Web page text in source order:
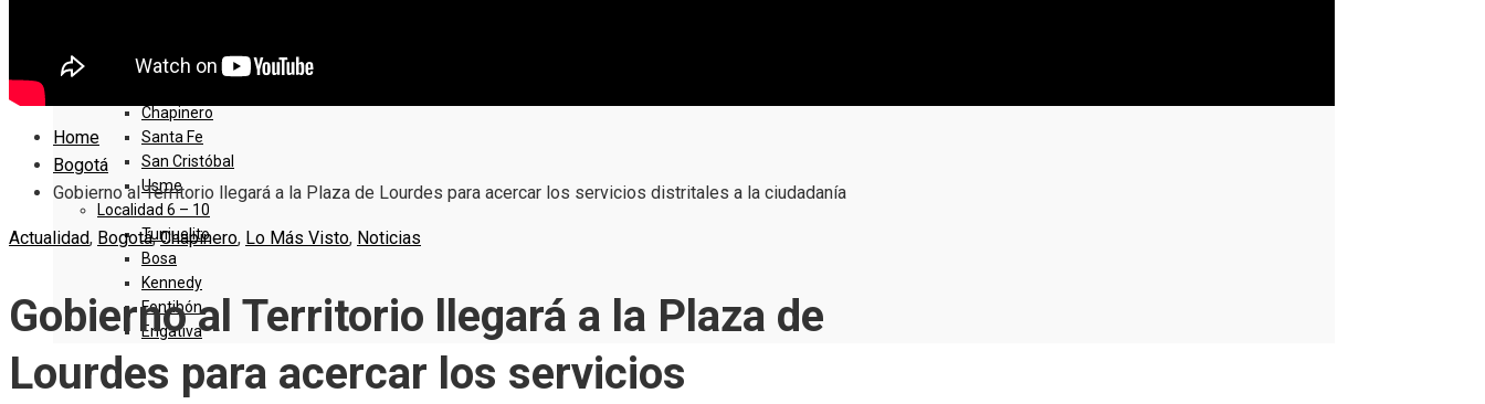
Localidad 1 – 5
Chapinero
Santa Fe
San Cristóbal
Usme
Localidad 6 – 10
Tunjuelito
Bosa
Kennedy
Fontibón
Engativa
QUIENES SOMOS
Home
Bogotá
Gobierno al Territorio llegará a la Plaza de Lourdes para acercar los servicios distritales a la ciudadanía
Actualidad, Bogotá,Chapinero, Lo Más Visto, Noticias
Gobierno al Territorio llegará a la Plaza de
Lourdes para acercar los servicios